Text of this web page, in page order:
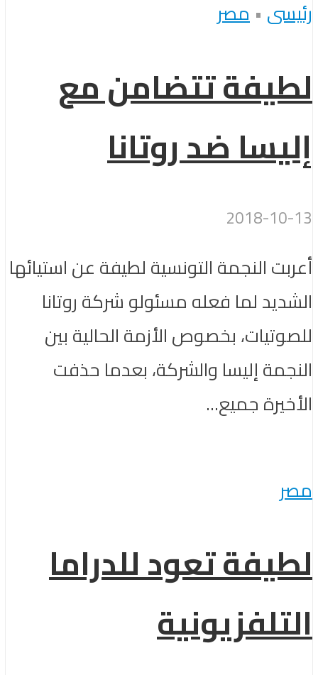
رئيسى •مصر
لطيفة تتضامن مع
إليسا ضد روتانا
2018-10-13
أعربت النجمة التونسية لطيفة عن استيائها
الشديد لما فعله مسئولو شركة روتانا
للصوتيات، بخصوص الأزمة الحالية بين
النجمة إليسا والشركة، بعدما حذفت
الأخيرة جميع...
مصر
لطيفة تعود للدراما
التلفزيونية